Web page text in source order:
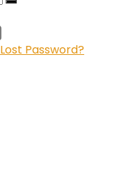
Lost Password?